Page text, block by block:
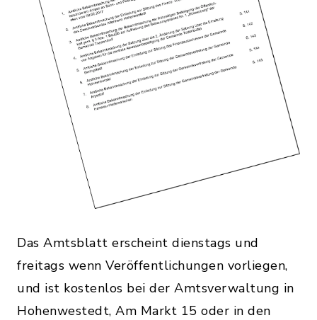
Das Amtsblatt erscheint dienstags und
freitags wenn Veröffentlichungen vorliegen,
und ist kostenlos bei der Amtsverwaltung in
Hohenwestedt, Am Markt 15 oder in den